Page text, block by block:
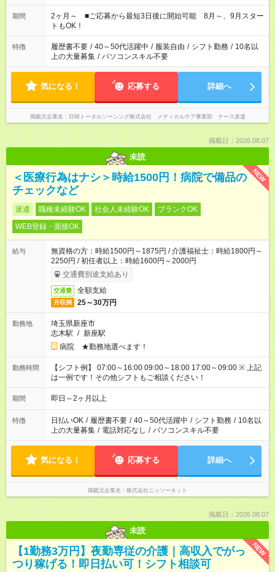
「家族とお休みを合わせたい」 「できれば残業はしたくない」
など、あなたのご希望に沿ったお仕事をご紹介します！ ※Wワ
ーク希望の方へ 今ご覧のお仕事で希望する勤務時間と、もう1つ
のお仕事の勤務時間。 合計で週40時間を超える場合は応募でき
ません
期間
2ヶ月～ ■ご応募から最短3日後に開始可能 8月～、9月スター
トもOK！
特徴 履歴書不要 / 40～50代活躍中 / 服装自由 / シフト勤務 / 10名以
上の大量募集 / パソコンスキル不要
気になる！ 応募する 詳細へ
掲載元企業名 日研トータルソーシング株式会社 メディカルケア事業部 ナース派遣
掲載日：2026.08.07
未読
NEW
＜医療行為はナシ＞時給1500円！病院で備品の
チェックなど
派遣 職種未経験OK 社会人未経験OK
ブランクOK
WEB登録・面接OK
給与
無資格の方：時給1500円～1875円 / 介護福祉士：時給1800円～
2250円 / 初任者以上：時給1600円～2000円
交通費別途支給あり
交通費 全額支給
月収例 25～30万円
勤務地
埼玉県新座市
志木駅 / 新座駅
病院 ★勤務地選べます！
勤務時間
【シフト例】 07:00～16:00 09:00～18:00 17:00～09:00 ※ 上記
は一例です！その他シフトもご相談ください！
期間 即日～2ヶ月以上
特徴 日払いOK / 履歴書不要 / 40～50代活躍中 / シフト勤務 / 10名以
上の大量募集 / 電話対応なし / パソコンスキル不要
気になる！ 応募する 詳細へ
掲載元企業名 株式会社ニッソーネット
掲載日：2026.08.07
未読
NEW
【1勤務3万円】夜勤専従の介護｜高収入でがっ
つり稼げる！即日払い可！シフト相談可